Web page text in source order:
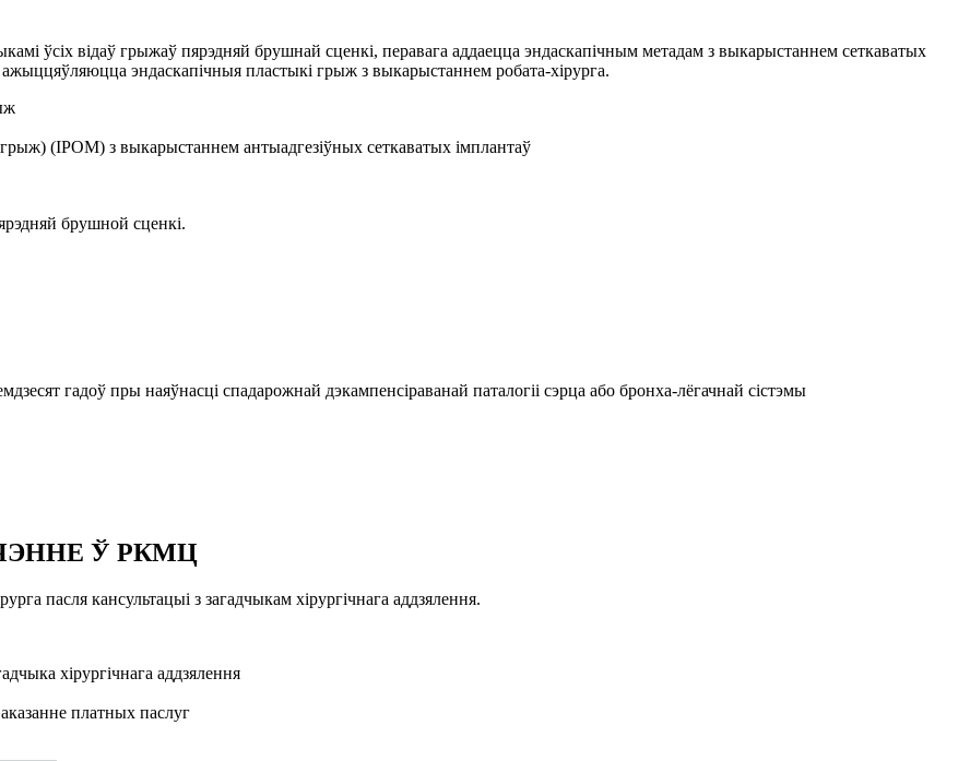
ўсіх відаў грыжаў пярэдняй брушнай сценкі, перавага аддаецца эндаскапічным метадам з выкарыстаннем сеткаватых
эндаскапічныя пластыкі грыж з выкарыстаннем робата-хірурга.
(IPOM) з выкарыстаннем антыадгезіўных сеткаватых імплантаў
брушной сценкі.
гадоў пры наяўнасці спадарожнай дэкампенсіраванай паталогіі сэрца або бронха-лёгачнай сістэмы
Ў РКМЦ
пасля кансультацыі з загадчыкам хірургічнага аддзялення.
хірургічнага аддзялення
платных паслуг